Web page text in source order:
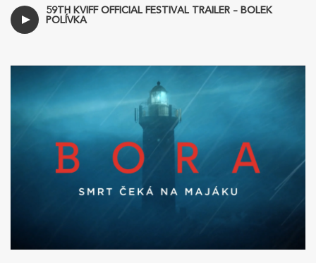
59TH KVIFF OFFICIAL FESTIVAL TRAILER – BOLEK
POLÍVKA